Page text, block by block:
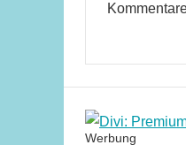
Werbung